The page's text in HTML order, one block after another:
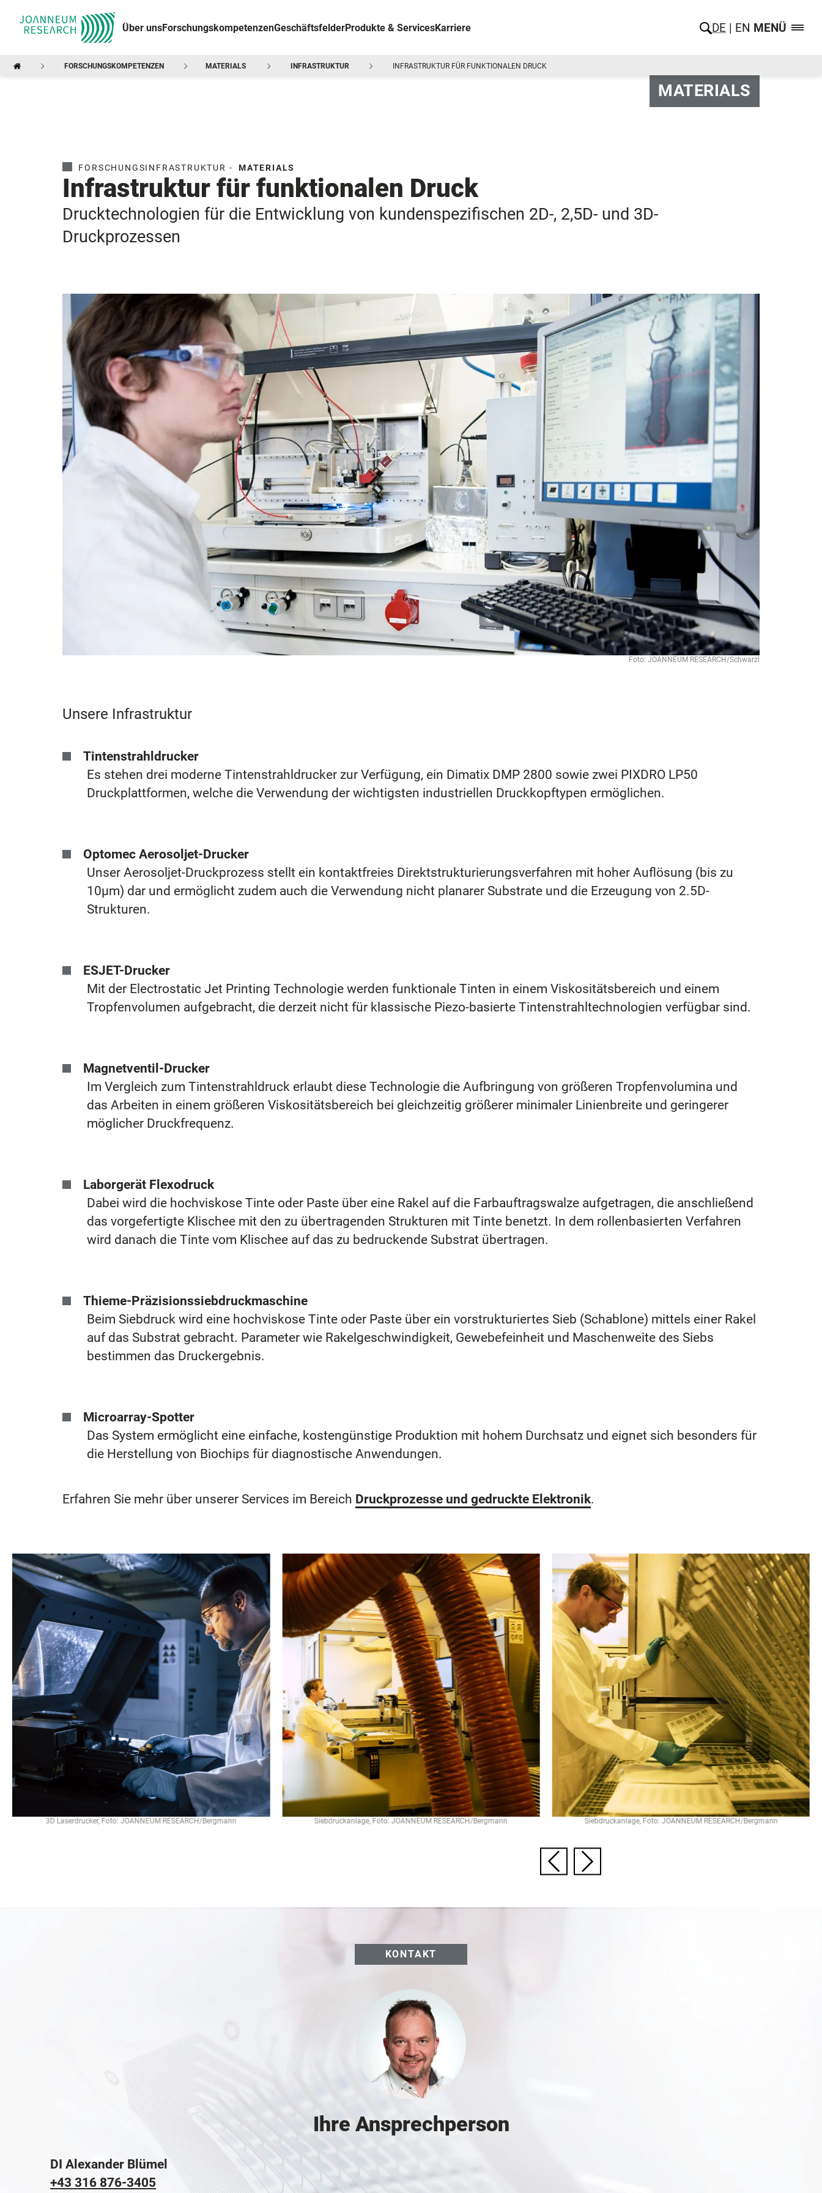
Über unsForschungskompetenzenGeschäftsfelderProdukte & ServicesKarriere DE EN MENÜ
FORSCHUNGSKOMPETENZEN MATERIALS INFRASTRUKTUR INFRASTRUKTUR FÜR FUNKTIONALEN DRUCK
MATERIALS
FORSCHUNGSINFRASTRUKTUR - MATERIALS
Infrastruktur für funktionalen Druck
Drucktechnologien für die Entwicklung von kundenspezifischen 2D-, 2,5D- und 3D-
Druckprozessen
Foto: JOANNEUM RESEARCH/Schwarzl
Unsere Infrastruktur
Tintenstrahldrucker
Es stehen drei moderne Tintenstrahldrucker zur Verfügung, ein Dimatix DMP 2800 sowie zwei PIXDRO LP50
Druckplattformen, welche die Verwendung der wichtigsten industriellen Druckkopftypen ermöglichen.
Optomec Aerosoljet-Drucker
Unser Aerosoljet-Druckprozess stellt ein kontaktfreies Direktstrukturierungsverfahren mit hoher Auflösung (bis zu
10µm) dar und ermöglicht zudem auch die Verwendung nicht planarer Substrate und die Erzeugung von 2.5D-
Strukturen.
ESJET-Drucker
Mit der Electrostatic Jet Printing Technologie werden funktionale Tinten in einem Viskositätsbereich und einem
Tropfenvolumen aufgebracht, die derzeit nicht für klassische Piezo-basierte Tintenstrahltechnologien verfügbar sind.
Magnetventil-Drucker
Im Vergleich zum Tintenstrahldruck erlaubt diese Technologie die Aufbringung von größeren Tropfenvolumina und
das Arbeiten in einem größeren Viskositätsbereich bei gleichzeitig größerer minimaler Linienbreite und geringerer
möglicher Druckfrequenz.
Laborgerät Flexodruck
Dabei wird die hochviskose Tinte oder Paste über eine Rakel auf die Farbauftragswalze aufgetragen, die anschließend
das vorgefertigte Klischee mit den zu übertragenden Strukturen mit Tinte benetzt. In dem rollenbasierten Verfahren
wird danach die Tinte vom Klischee auf das zu bedruckende Substrat übertragen.
Thieme-Präzisionssiebdruckmaschine
Beim Siebdruck wird eine hochviskose Tinte oder Paste über ein vorstrukturiertes Sieb (Schablone) mittels einer Rakel
auf das Substrat gebracht. Parameter wie Rakelgeschwindigkeit, Gewebefeinheit und Maschenweite des Siebs
bestimmen das Druckergebnis.
Microarray-Spotter
Das System ermöglicht eine einfache, kostengünstige Produktion mit hohem Durchsatz und eignet sich besonders für
die Herstellung von Biochips für diagnostische Anwendungen.
Erfahren Sie mehr über unserer Services im Bereich Druckprozesse und gedruckte Elektronik.
3D Laserdrucker, Foto: JOANNEUM RESEARCH/Bergmann Siebdruckanlage, Foto: JOANNEUM RESEARCH/Bergmann Siebdruckanlage, Foto: JOANNEUM RESEARCH/Bergmann
KONTAKT
Ihre Ansprechperson
DI Alexander Blümel
+43 316 876-3405